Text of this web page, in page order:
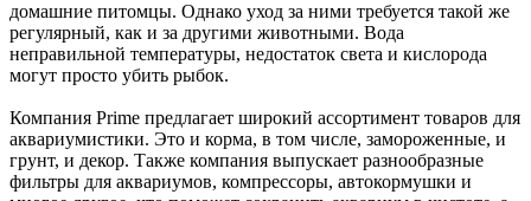
домашние питомцы. Однако уход за ними требуется такой же
регулярный, как и за другими животными. Вода
неправильной температуры, недостаток света и кислорода
могут просто убить рыбок.
Компания Prime предлагает широкий ассортимент товаров для
аквариумистики. Это и корма, в том числе, замороженные, и
грунт, и декор. Также компания выпускает разнообразные
фильтры для аквариумов, компрессоры, автокормушки и